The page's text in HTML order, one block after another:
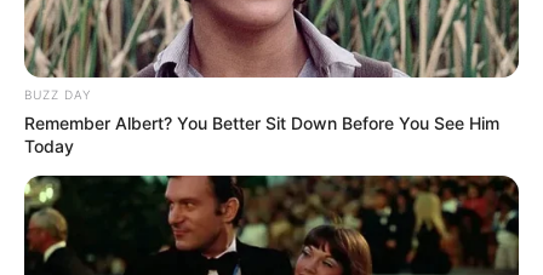
BUZZ DAY
Remember Albert? You Better Sit Down Before You See Him
Today